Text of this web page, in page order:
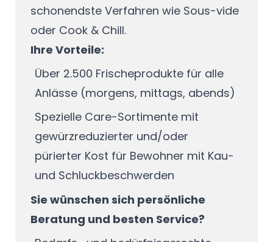
schonendste Verfahren wie Sous-vide
oder Cook & Chill.
Ihre Vorteile:
Über 2.500 Frischeprodukte für alle
Anlässe (morgens, mittags, abends)
Spezielle Care-Sortimente mit
gewürzreduzierter und/oder
pürierter Kost für Bewohner mit Kau-
und Schluckbeschwerden
Sie wünschen sich persönliche
Beratung und besten Service?